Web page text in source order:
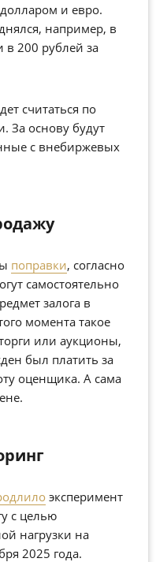
и евро.
например, в
в 200 рублей за
считаться по
За основу будут
с внебиржевых
поправки, согласно
самостоятельно
залога в
момента такое
или аукционы,
был платить за
оценщика. А сама
эксперимент
с целью
нагрузки на
2025 года.